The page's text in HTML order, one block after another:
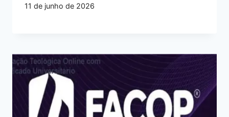
11 de junho de 2026